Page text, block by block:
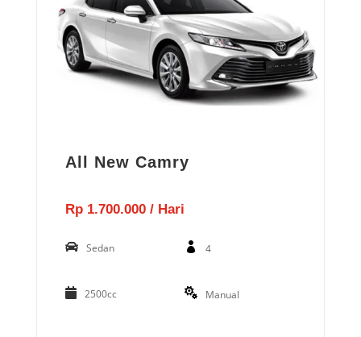
All New Camry
Rp 1.700.000 / Hari
Sedan 4
2500cc Manual